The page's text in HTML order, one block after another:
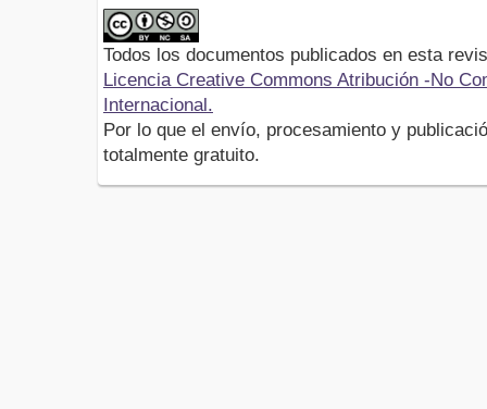
Todos los documentos publicados en esta
Licencia Creative Commons Atribución -No
Internacional.
Por lo que el envío, procesamiento y
totalmente gratuito.